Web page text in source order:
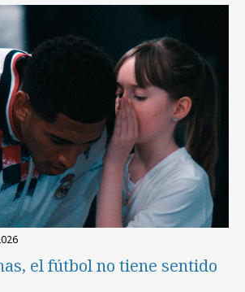
el fútbol no tiene sentido